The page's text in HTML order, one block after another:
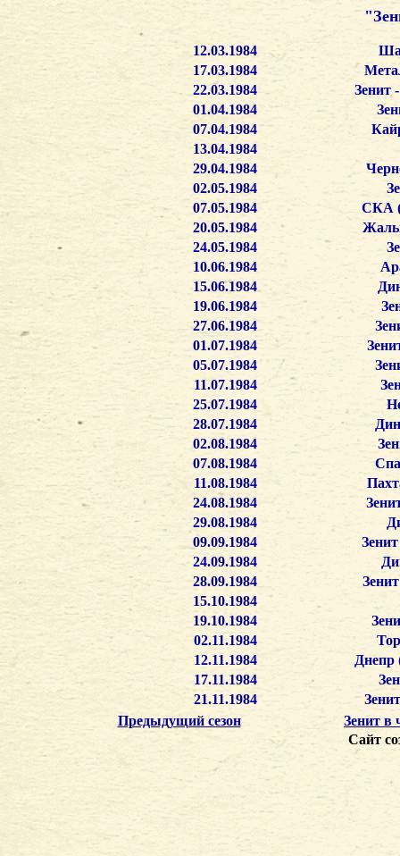
12.03.1984
17.03.1984
22.03.1984
Зенит
01.04.1984
07.04.1984
13.04.1984
29.04.1984
02.05.1984
07.05.1984
СКА
20.05.1984
24.05.1984
10.06.1984
15.06.1984
19.06.1984
27.06.1984
01.07.1984
05.07.1984
11.07.1984
25.07.1984
28.07.1984
02.08.1984
07.08.1984
11.08.1984
24.08.1984
29.08.1984
09.09.1984
24.09.1984
28.09.1984
15.10.1984
19.10.1984
02.11.1984
12.11.1984
Днепр
17.11.1984
21.11.1984
Предыдущий сезон
Зенит в
Сайт